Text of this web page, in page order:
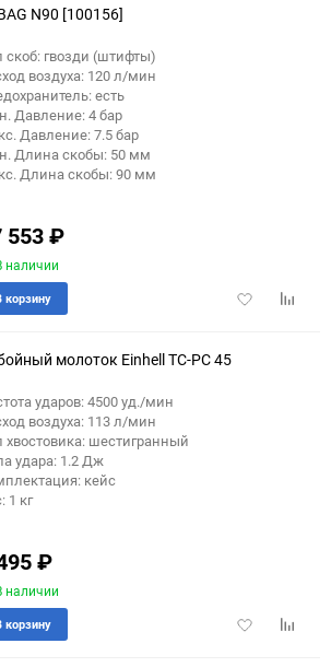
N90 [100156]
скоб: гвозди (штифты)
воздуха: 120 л/мин
есть
Давление: 4 бар
Давление: 7.5 бар
Длина скобы: 50 мм
Длина скобы: 90 мм
553₽
наличии
Добавить
корзину
молоток Einhell TC-PC 45
ударов: 4500 уд./мин
воздуха: 113 л/мин
хвостовика: шестигранный
удара: 1.2 Дж
кейс
1 кг
₽
наличии
Добавить
корзину